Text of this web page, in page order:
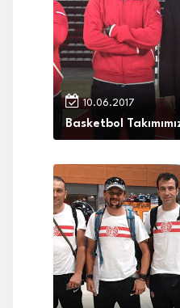
10.06.2017
Basketbol